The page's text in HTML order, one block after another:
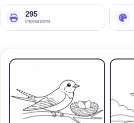
295
impressions